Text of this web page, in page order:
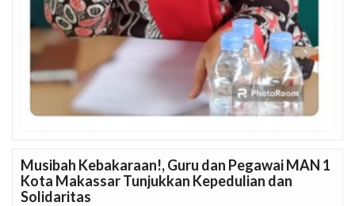
Musibah Kebakaraan!, Guru dan Pegawai MAN 1
Kota Makassar Tunjukkan Kepedulian dan
Solidaritas